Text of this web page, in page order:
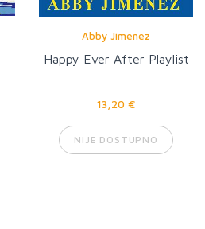
Abby Jimenez
Happy Ever After Playlist
13,20 €
NIJE DOSTUPNO